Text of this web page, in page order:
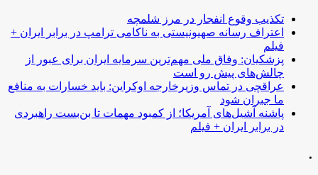
تکذیب وقوع انفجار در مرز شلمچه
اعتراف رسانه صهیونیستی به ناکامی ترامپ در برابر ایران +
فیلم
پزشکیان: وفاق ملی مهم‌ترین سرمایه ایران برای عبور از
چالش‌های پیش رو است
عراقچی در تماس وزیرخارجه اوکراین: باید خسارات به منافع
ما جبران شود
پاشنه آشیل‌های آمریکا؛ از کمبود مهمات تا بن‌بست راهبردی
در برابر ایران + فیلم
.